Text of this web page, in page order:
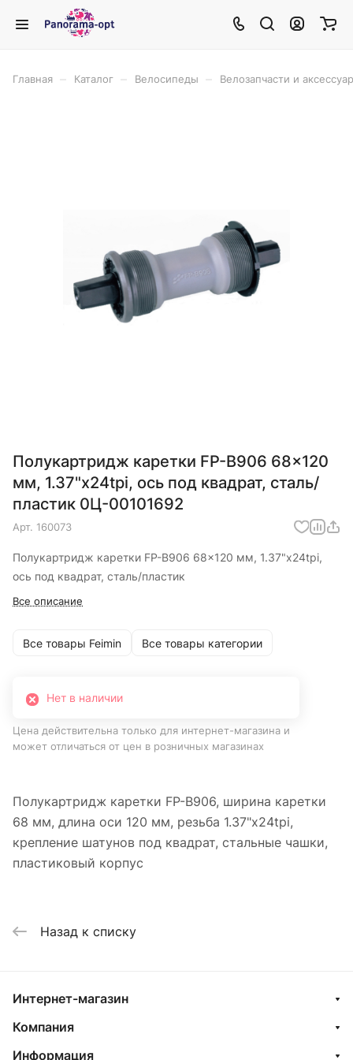
Главная Каталог Велосипеды Велозапчасти и
Полукартридж каретки FP-B906 68x120
мм, 1.37"x24tpi, ось под квадрат, сталь/
пластик 0Ц-00101692
Арт. 160073
Полукартридж каретки FP-B906 68x120 мм, 1.37"x24tpi,
ось под квадрат, сталь/пластик
Все описание
Все товары Feimin Все товары категории
Нет в наличии
Цена действительна только для интернет-магазина и
может отличаться от цен в розничных магазинах
Полукартридж каретки FP-B906, ширина каретки
68 мм, длина оси 120 мм, резьба 1.37"x24tpi,
крепление шатунов под квадрат, стальные чашки,
пластиковый корпус
Назад к списку
Интернет-магазин
Компания
Информация